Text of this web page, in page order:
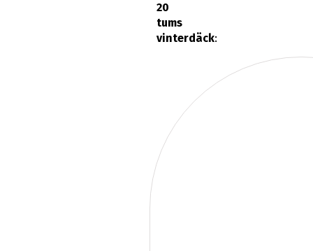
20
tums
vinterdäck: